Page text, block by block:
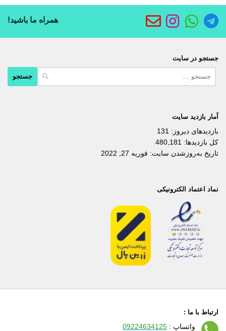
همراه ما باشید!
جستجو در سایت
آمار بازدید سایت
بازدیدهای دیروز: 131
کل بازدیدها: 480,181
تاریخ به‌روزشدن سایت: فوریه 27, 2022
نماد اعتماد الکترونیکی
ارتباط با ما :
واتساپ : 09224634125